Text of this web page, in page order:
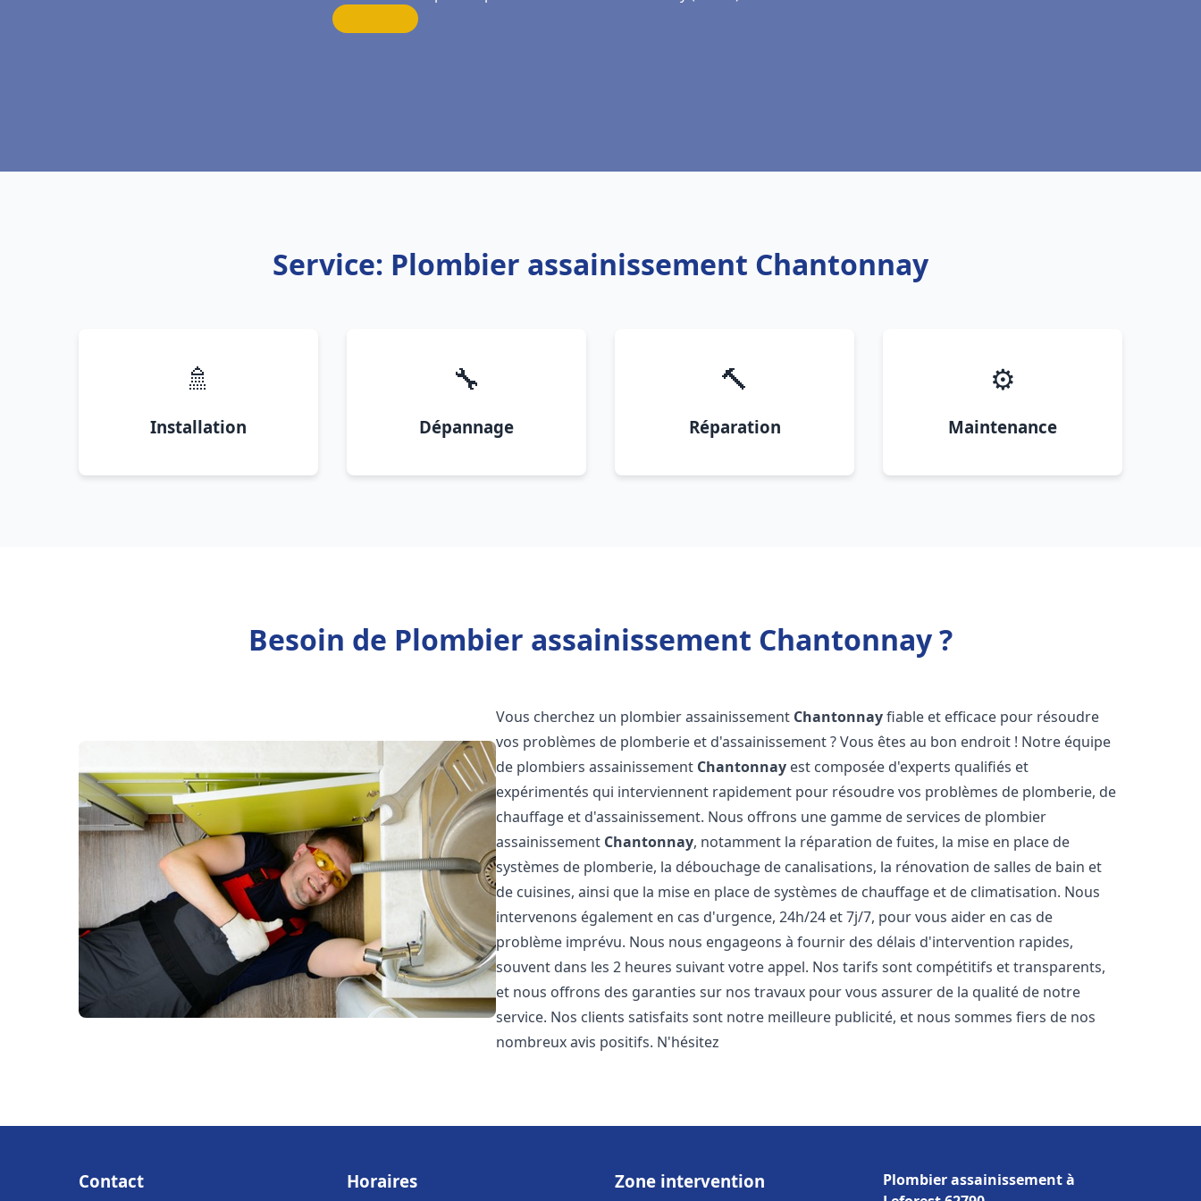
Service: Plombier assainissement Chantonnay
🚿
Installation
🔧
Dépannage
🔨
Réparation
⚙️
Maintenance
Besoin de Plombier assainissement Chantonnay ?
Vous cherchez un plombier assainissement Chantonnayfiable et efficace pour résoudre
vos problèmes de plomberie et d'assainissement ? Vous êtes au bon endroit ! Notre équipe
de plombiers assainissement Chantonnay est composée d'experts qualifiés et
expérimentés qui interviennent rapidement pour résoudre vos problèmes de plomberie, de
chauffage et d'assainissement. Nous offrons une gamme de services de plombier
assainissement Chantonnay, notamment la réparation de fuites, la mise en place de
systèmes de plomberie, la débouchage de canalisations, la rénovation de salles de bain et
de cuisines, ainsi que la mise en place de systèmes de chauffage et de climatisation. Nous
intervenons également en cas d'urgence, 24h/24 et 7j/7, pour vous aider en cas de
problème imprévu. Nous nous engageons à fournir des délais d'intervention rapides,
souvent dans les 2 heures suivant votre appel. Nos tarifs sont compétitifs et transparents,
et nous offrons des garanties sur nos travaux pour vous assurer de la qualité de notre
service. Nos clients satisfaits sont notre meilleure publicité, et nous sommes fiers de nos
nombreux avis positifs. N'hésitez
Contact Horaires Zone intervention
Plombier assainissement à